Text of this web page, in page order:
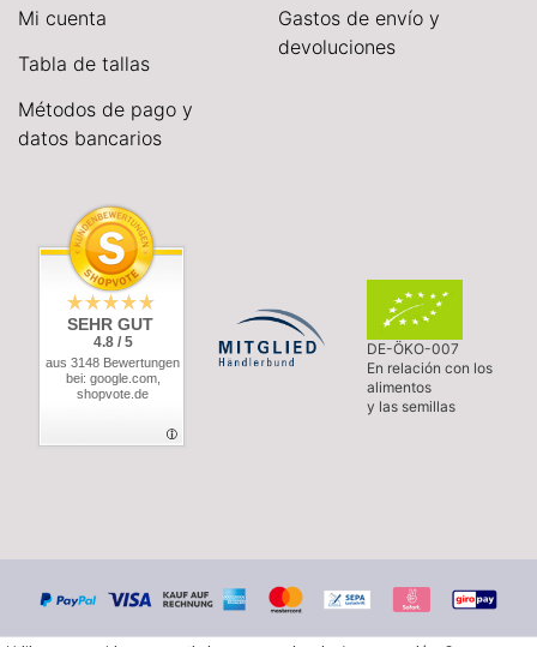
Mi cuenta
Tabla de tallas
Métodos de pago y
datos bancarios
Gastos de envío y
devoluciones
SEHR GUT
4.8 / 5
aus 3148 Bewertungen
bei: google.com,
shopvote.de
DE-ÖKO-007
En relación con los
alimentos
y las semillas